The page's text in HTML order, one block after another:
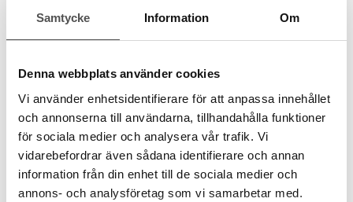
Samtycke Information Om
Denna webbplats använder cookies
Vi använder enhetsidentifierare för att anpassa innehållet
och annonserna till användarna, tillhandahålla funktioner
för sociala medier och analysera vår trafik. Vi
vidarebefordrar även sådana identifierare och annan
information från din enhet till de sociala medier och
annons- och analysföretag som vi samarbetar med.
Prym
0,6 x 30mm
Rostfritt stål
Passar all sömnad
49 kr
KÖP
Finns i lager